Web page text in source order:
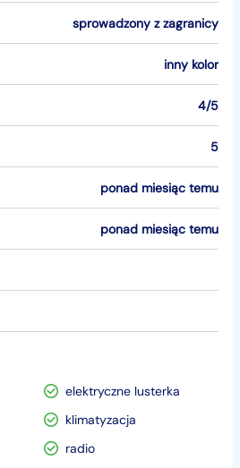
sprowadzony z zagranicy
inny kolor
4/5
5
ponad miesiąc temu
ponad miesiąc temu
elektryczne lusterka
klimatyzacja
radio